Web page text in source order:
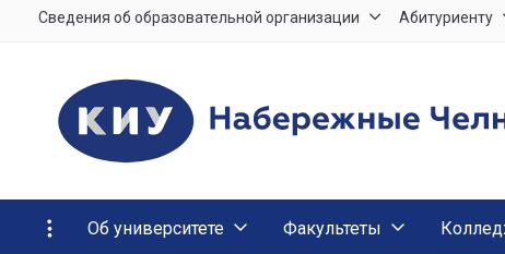
Сведения об образовательной организации Абитуриенту
Об университете Факультеты